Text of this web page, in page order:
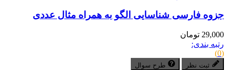
جزوه فارسی شناسایی الگو به همراه مثال عددی
29,000 تومان
رتبه بندی:
(0)
ثبت نظر طرح سوال